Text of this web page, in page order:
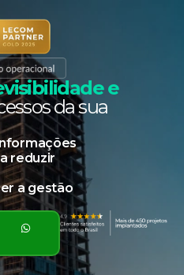
e
da sua
reduzir
a gestão